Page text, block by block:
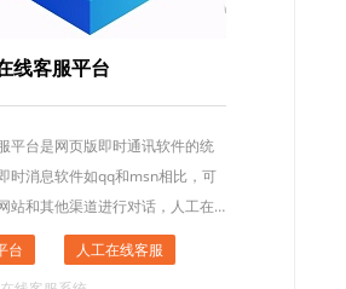
线客服平台
平台是网页版即时通讯软件的统
时消息软件如qq和msn相比，可
站和其他渠道进行对话，人工在
要为网站和其他应用提供与访客
台
人工在线客服